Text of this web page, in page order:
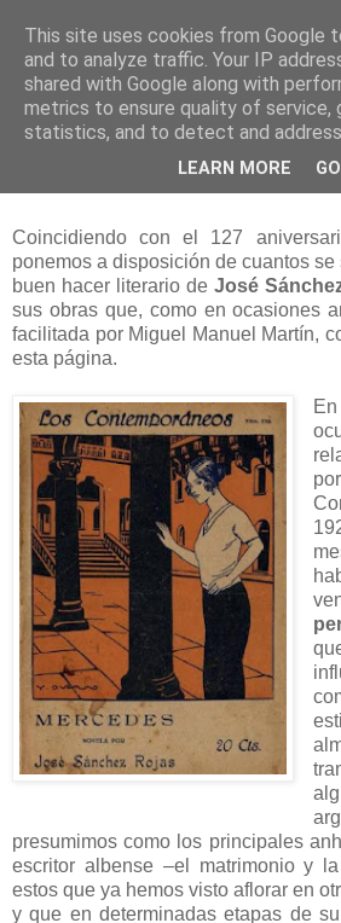
Coincidiendo con el 127
ponemos a disposición de cuantos se
buen hacer literario de José
sus obras que, como en ocasiones
facilitada por Miguel Manuel Martín,
esta página.
presumimos como los principales
escritor albense –el matrimonio y
estos que ya hemos visto aflorar en
y que en determinadas etapas de
This site uses cookies from Google
and to analyze traffic. Your IP
shared with Google along with
metrics to ensure quality of service,
statistics, and to detect and
LEARN MORE